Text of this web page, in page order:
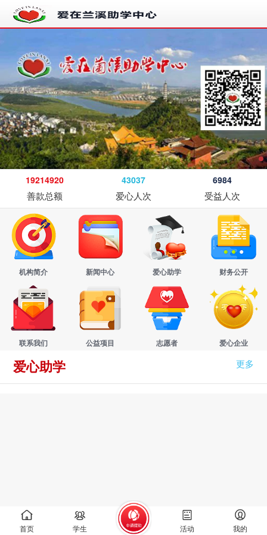
首页 学生 活动 我的
19214920
善款总额
43037
爱心人次
6984
受益人次
机构简介 新闻中心 爱心助学 财务公开
联系我们 公益项目 志愿者 爱心企业
更多
爱心助学